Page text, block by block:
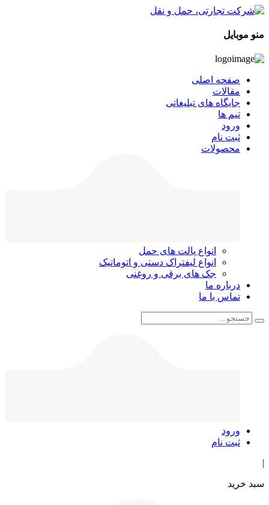
منو موبایل
صفحه اصلی
مقالات
جایگاه های تبلیغاتی
تیم ها
ورود
ثبت نام
محصولات
انواع پالت های حمل
انواع لیفتراک دستی و اتوماتیک
جک های برقی و روغنی
درباره ما
تماس با ما
ورود
ثبت نام
سبد خرید